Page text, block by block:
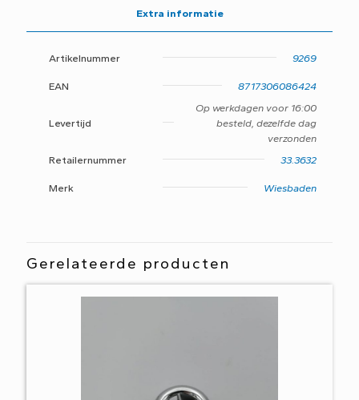
Extra informatie
Artikelnummer 9269
EAN 8717306086424
Levertijd
Op werkdagen voor 16:00
besteld, dezelfde dag
verzonden
Retailernummer
33.3632
Merk Wiesbaden
Gerelateerde producten